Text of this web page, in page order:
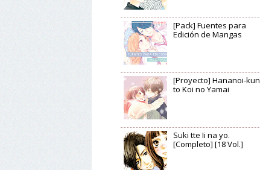
[Pack] Fuentes para
Edición de Mangas
[Proyecto] Hananoi-kun
to Koi no Yamai
Suki tte Ii na yo.
[Completo] [18 Vol.]